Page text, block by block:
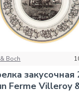
Boch
закусочная
Ferme Villeroy